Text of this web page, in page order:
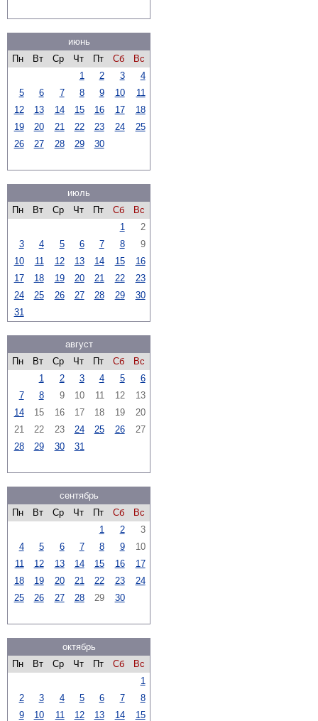
июнь
Пн
Вт Ср Чт Пт Сб
Вс
1
2 3
4
5
6 7 8 9 10
11
12
13 14 15 16 17
18
19
20 21 22 23 24
25
26
27 28 29 30
июль
Пн
Вт Ср Чт Пт Сб
Вс
1
2
3
4 5 6 7 8
9
10
11 12 13 14 15
16
17
18 19 20 21 22
23
24
25 26 27 28 29
30
31
август
Пн
Вт Ср Чт Пт Сб
Вс
1
2 3 4 5
6
7
8 9 10 11 12
13
14
15 16 17 18 19
20
21
22 23 24 25 26
27
28
29 30 31
сентябрь
Пн
Вт Ср Чт Пт Сб
Вс
1
2
3
4
5 6 7 8 9
10
11
12 13 14 15 16
17
18
19 20 21 22 23
24
25
26 27 28 29 30
октябрь
Пн
Вт Ср Чт Пт Сб
Вс
1
2
3 4 5 6 7
8
9
10 11 12 13 14
15